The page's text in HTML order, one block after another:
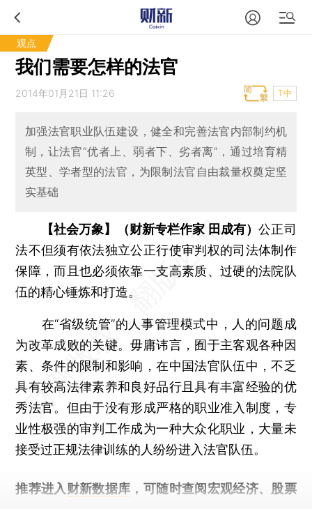
观点
我们需要怎样的法官
2014年01月21日 11:26 T中
加强法官职业队伍建设，健全和完善法官内部制约机
制，让法官“优者上、弱者下、劣者离”，通过培育精
英型、学者型的法官，为限制法官自由裁量权奠定坚
实基础
【社会万象】（财新专栏作家 田成有）公正司
法不但须有依法独立公正行使审判权的司法体制作
保障，而且也必须依靠一支高素质、过硬的法院队
伍的精心锤炼和打造。
在“省级统管”的人事管理模式中，人的问题成
为改革成败的关键。毋庸讳言，囿于主客观各种因
素、条件的限制和影响，在中国法官队伍中，不乏
具有较高法律素养和良好品行且具有丰富经验的优
秀法官。但由于没有形成严格的职业准入制度，专
业性极强的审判工作成为一种大众化职业，大量未
接受过正规法律训练的人纷纷进入法官队伍。
推荐进入 财新数据库 ，可随时查阅宏观经济、股票